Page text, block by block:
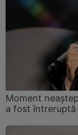
Moment
a fost întreruptă